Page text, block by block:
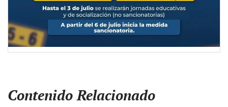
Contenido Relacionado